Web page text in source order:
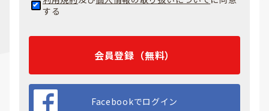
する
会員登録（無料）
Facebookでログイン